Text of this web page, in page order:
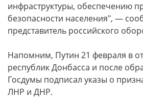
инфраструктуры, обеспечению
безопасности населения", —
представитель российского
Напомним, Путин 21 февраля в
республик Донбасса и после
Госдумы подписал указы о
ЛНР и ДНР.